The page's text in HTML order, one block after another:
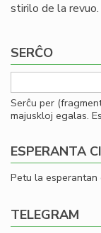
stirilo de la revuo.
SERĈO
Serĉu per
majuskloj egalas.
ESPERANTA
Petu la
TELEGRAM